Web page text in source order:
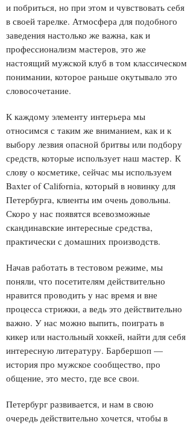
и побриться, но при этом и чувствовать себя
в своей тарелке. Атмосфера для подобного
заведения настолько же важна, как и
профессионализм мастеров, это же
настоящий мужской клуб в том классическом
понимании, которое раньше окутывало это
словосочетание.
К каждому элементу интерьера мы
относимся с таким же вниманием, как и к
выбору лезвия опасной бритвы или подбору
средств, которые использует наш мастер. К
слову о косметике, сейчас мы используем
Baxter of California, который в новинку для
Петербурга, клиенты им очень довольны.
Скоро у нас появятся всевозможные
скандинавские интересные средства,
практически с домашних производств.
Начав работать в тестовом режиме, мы
поняли, что посетителям действительно
нравится проводить у нас время и вне
процесса стрижки, а ведь это действительно
важно. У нас можно выпить, поиграть в
кикер или настольный хоккей, найти для себя
интересную литературу. Барбершоп —
история про мужское сообщество, про
общение, это место, где все свои.
Петербург развивается, и нам в свою
очередь действительно хочется, чтобы в